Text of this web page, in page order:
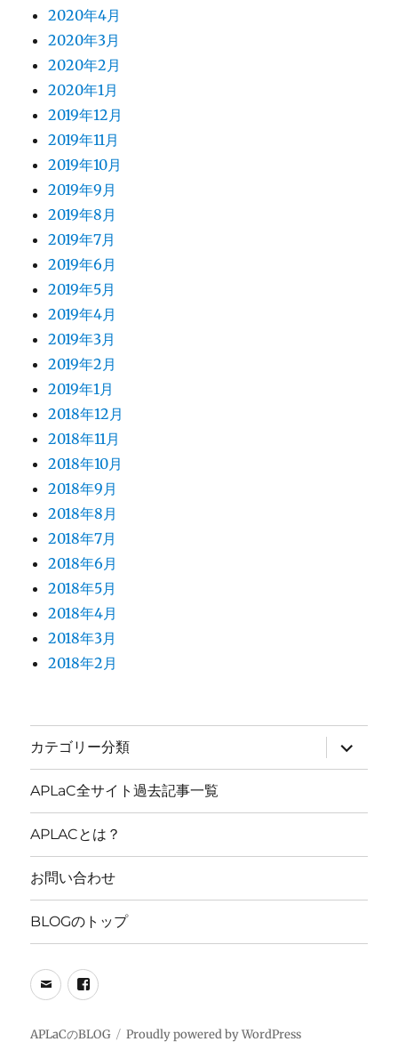
2020年4月
2020年3月
2020年2月
2020年1月
2019年12月
2019年11月
2019年10月
2019年9月
2019年8月
2019年7月
2019年6月
2019年5月
2019年4月
2019年3月
2019年2月
2019年1月
2018年12月
2018年11月
2018年10月
2018年9月
2018年8月
2018年7月
2018年6月
2018年5月
2018年4月
2018年3月
2018年2月
カテゴリー分類
サ
ブ
メ
ー
開
APLaC全サイト過去記事一覧
APLACとは？
お問い合わせ
BLOGのトップ
メ
ル
FB
APLaCのBLOG Proudly powered by WordPress